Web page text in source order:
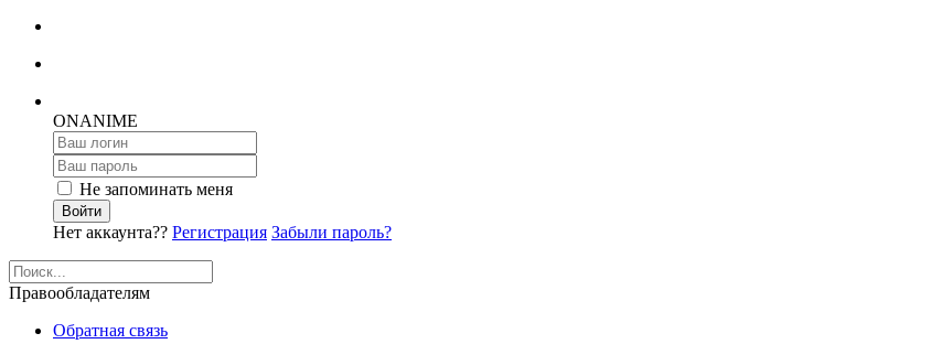
ONANIME
Не запоминать меня
Войти
Нет аккаунта?? Регистрация Забыли пароль?
Правообладателям
Обратная связь